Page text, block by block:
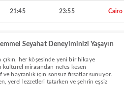
21:45 23:55 Cairo
Seyahat Deneyiminizi Yaşayın
her köşesinde yeni bir hikaye
kültürel mirasından nefes kesen
ve hayranlık için sonsuz fırsatlar sunuyor.
yerel lezzetleri tatarken ve şehrin eşsiz